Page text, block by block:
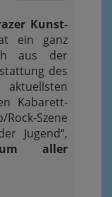
Kunst-
ein ganz
aus der
des
Kabarett-
Szene
Jugend“,
aller